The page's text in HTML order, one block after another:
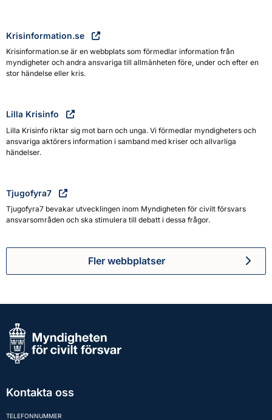
Krisinformation.se
Krisinformation.se är en webbplats som förmedlar information från
myndigheter och andra ansvariga till allmänheten före, under och efter en
stor händelse eller kris.
Lilla Krisinfo
Lilla Krisinfo riktar sig mot barn och unga. Vi förmedlar myndigheters och
ansvariga aktörers information i samband med kriser och allvarliga
händelser.
Tjugofyra7
Tjugofyra7 bevakar utvecklingen inom Myndigheten för civilt försvars
ansvarsområden och ska stimulera till debatt i dessa frågor.
Fler webbplatser
Kontakta oss
TELEFONNUMMER